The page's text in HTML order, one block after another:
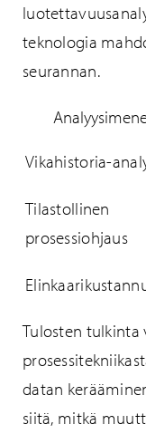
teknologia
seurannan.
Vikahistoria-
Tilastollinen
prosessiohjaus
Tulosten tulkinta
datan
siitä, mitkä